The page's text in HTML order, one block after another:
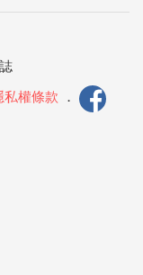
私權條款 ．